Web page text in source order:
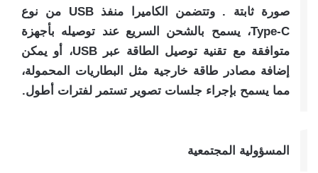
صورة ثابتة . وتتضمن الكاميرا منفذ USB من نوع
Type-C، يسمح بالشحن السريع عند توصيله بأجهزة
متوافقة مع تقنية توصيل الطاقة عبر USB، أو يمكن
إضافة مصادر طاقة خارجية مثل البطاريات المحمولة،
مما يسمح بإجراء جلسات تصوير تستمر لفترات أطول.
المسؤولية المجتمعية